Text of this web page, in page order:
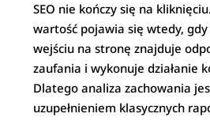
SEO nie kończy się na
wartość pojawia się wtedy,
wejściu na stronę znajduje
zaufania i wykonuje działanie
Dlatego analiza zachowania
uzupełnieniem klasycznych